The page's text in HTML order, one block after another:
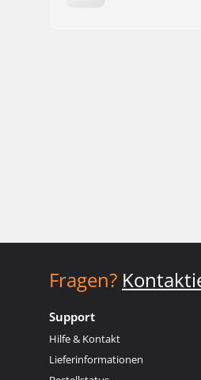
Fragen?
Support
Hilfe & Kontakt
Lieferinformationen